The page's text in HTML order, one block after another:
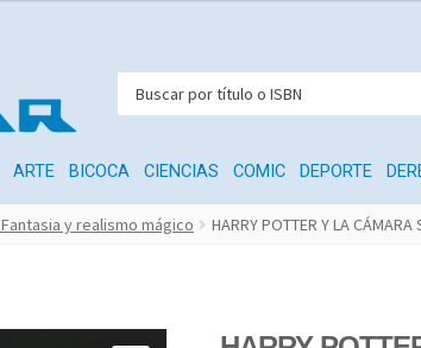
ARTE BICOCA CIENCIAS COMIC DEPORTE
y realismo mágico HARRY POTTER Y LA CÁMARA